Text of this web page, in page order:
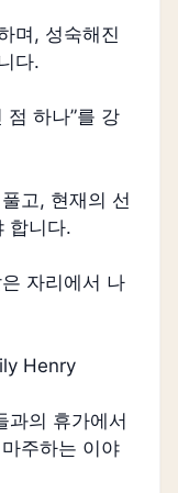
며, 성숙해진
다.
점 하나”를 강
고, 현재의 선
합니다.
자리에서 나
Henry
과의 휴가에서
주하는 이야